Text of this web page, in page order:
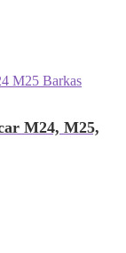
M24, M25,